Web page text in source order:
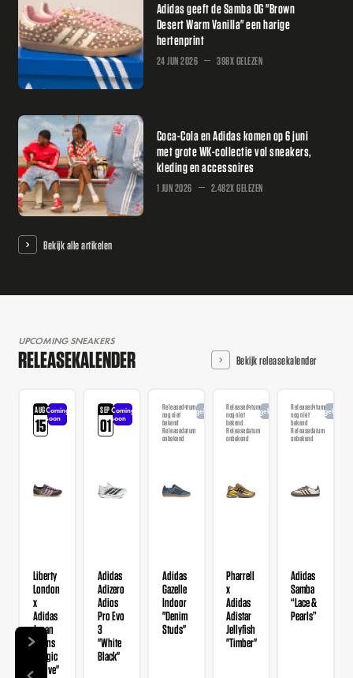
Adidas geeft de Samba OG "Brown
Desert Warm Vanilla" een harige
hertenprint
24 JUN 2026 398X GELEZEN
Coca-Cola en Adidas komen op 6 juni
met grote WK-collectie vol sneakers,
kleding en accessoires
1 JUN 2026 2.482X GELEZEN
Bekijk alle artikelen
UPCOMING SNEAKERS
RELEASEKALENDER Bekijk releasekalender
AUG
15
Coming
soon
Liberty
London
x
Adidas
Japan
Wmns
"Magic
Mauve"
SEP
01
Coming
soon
Adidas
Adizero
Adios
Pro Evo
3
"White
Black"
Releasedatum
nog niet
bekend
Releasedatum
onbekend
Aangekondigd
Adidas
Gazelle
Indoor
"Denim
Studs"
Releasedatum
nog niet
bekend
Releasedatum
onbekend
Aangekondigd
Pharrell
x
Adidas
Adistar
Jellyfish
"Timber"
Releasedatum
nog niet
bekend
Releasedatum
onbekend
Adidas
Samba
“Lace &
Pearls”